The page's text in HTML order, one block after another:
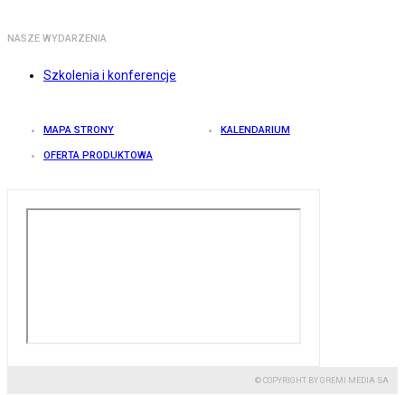
NASZE WYDARZENIA
Szkolenia i konferencje
MAPA STRONY KALENDARIUM
OFERTA PRODUKTOWA
© COPYRIGHT BY GREMI MEDIA SA